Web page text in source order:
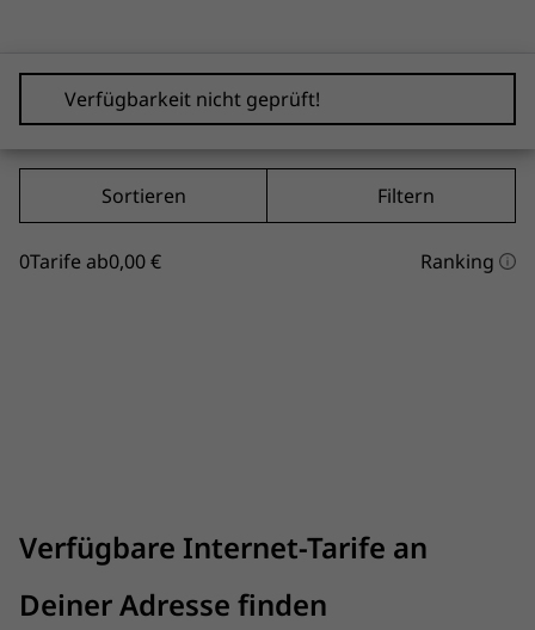
Verfügbare Internet-Tarife an
Deiner Adresse finden
Verfügbarkeit nicht geprüft!
Sortieren Filtern
0Tarife ab0,00 € Ranking